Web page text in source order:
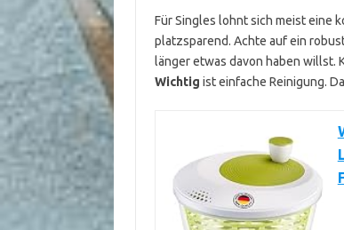
Für Singles lohnt sich meist eine
platzsparend. Achte auf ein
länger etwas davon haben willst.
Wichtig ist einfache Reinigung.